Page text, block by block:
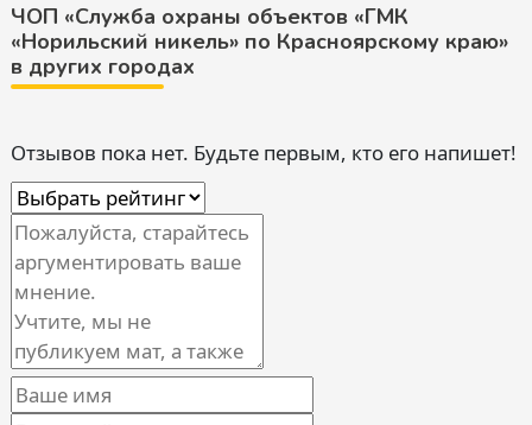
ЧОП «Служба охраны объектов «ГМК
«Норильский никель» по Красноярскому краю»
в других городах
Отзывов пока нет. Будьте первым, кто его напишет!